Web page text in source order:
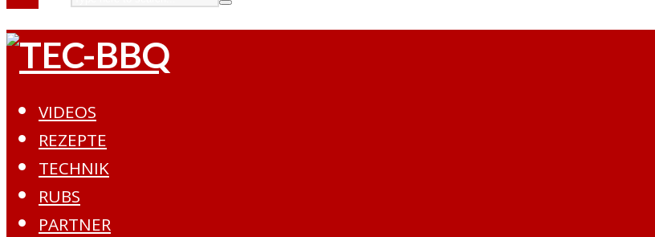
VIDEOS
REZEPTE
TECHNIK
RUBS
PARTNER